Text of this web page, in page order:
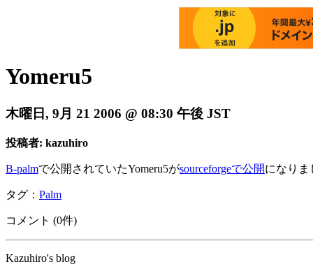
Yomeru5
木曜日, 9月 21 2006 @ 08:30 午後 JST
投稿者: kazuhiro
B-palmで公開されていたYomeru5がsourceforgeで公開になりま
タグ： Palm
コメント (0件)
Kazuhiro's blog